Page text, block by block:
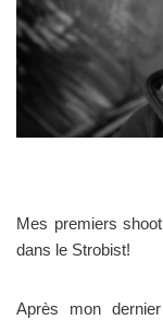
Mes premiers
dans le Strobist!
Après mon